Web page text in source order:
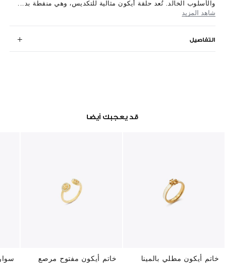
والأسلوب الخالد. تُعد حلقة أيكون مثالية للتكديس، وهي منقطة بد...
شاهد المزيد
التفاصيل
قد يعجبك أيضا
خاتم أيكون مطلي بالمينا
خاتم أيكون مفتوح مرصع